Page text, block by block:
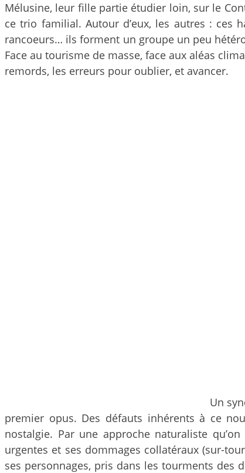
Mélusine, leur fille partie étudier loin, sur le
ce trio familial. Autour d’eux, les autres : ces
rancoeurs… ils forment un groupe un peu
Face au tourisme de masse, face aux aléas
remords, les erreurs pour oublier, et avancer.
Un
premier opus. Des défauts inhérents à ce
nostalgie. Par une approche naturaliste
urgentes et ses dommages collatéraux (sur-
ses personnages, pris dans les tourments